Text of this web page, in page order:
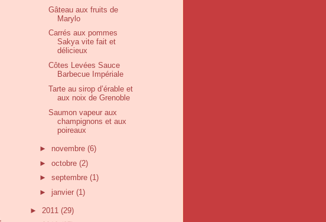
Gâteau aux fruits de
Marylo
Carrés aux pommes
Sakya vite fait et
délicieux
Côtes Levées Sauce
Barbecue Impériale
Tarte au sirop d’érable et
aux noix de Grenoble
Saumon vapeur aux
champignons et aux
poireaux
► novembre (6)
► octobre (2)
► septembre (1)
► janvier (1)
► 2011 (29)